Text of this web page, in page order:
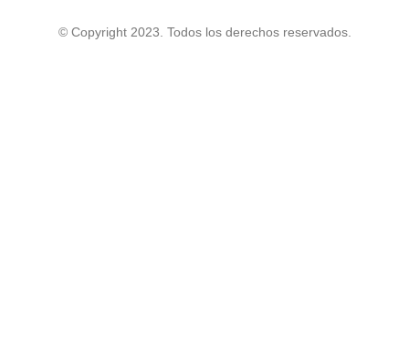
© Copyright 2023. Todos los derechos reservados.